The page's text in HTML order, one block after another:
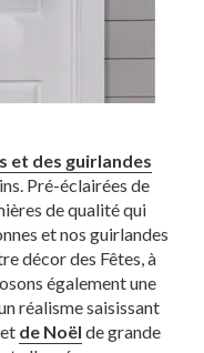
et des guirlandes
Pré-éclairées de
de qualité qui
et nos guirlandes
décor des Fêtes, à
également une
réalisme saisissant
de Noël de grande